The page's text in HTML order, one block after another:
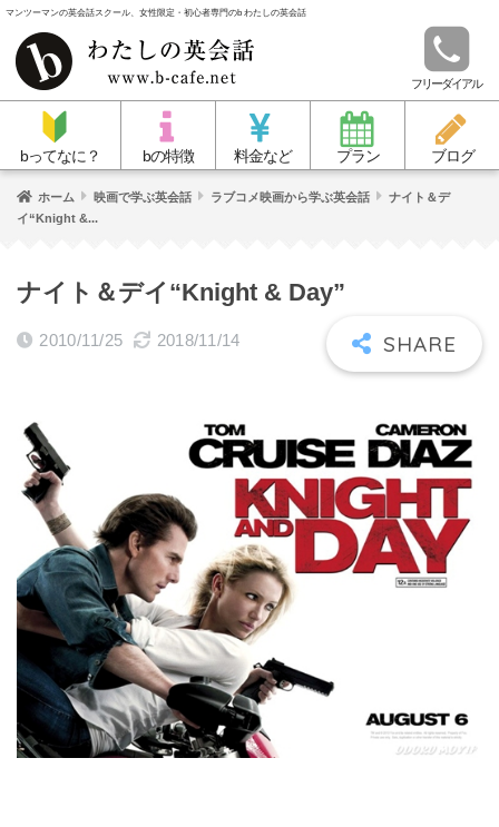
マンツーマンの英会話スクール、女性限定・初心者専門のb わたしの英会話
フリーダイアル
bってなに？ bの特徴 料金など プラン ブログ
ホーム 映画で学ぶ英会話 ラブコメ映画から学ぶ英会話
ナイト＆デ
イ“Knight &...
ナイト＆デイ“Knight & Day”
2010/11/25 2018/11/14